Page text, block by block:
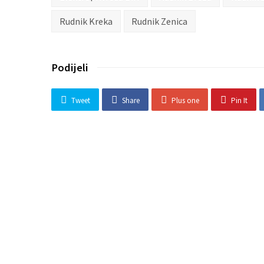
Rudnik Kreka Rudnik Zenica
Podijeli
Tweet Share Plus one Pin It